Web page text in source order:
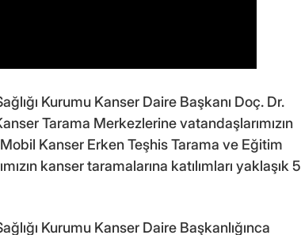
Kurumu Kanser Daire Başkanı Doç. Dr.
Tarama Merkezlerine vatandaşlarımızın
Kanser Erken Teşhis Tarama ve Eğitim
kanser taramalarına katılımları yaklaşık 5
Kurumu Kanser Daire Başkanlığınca